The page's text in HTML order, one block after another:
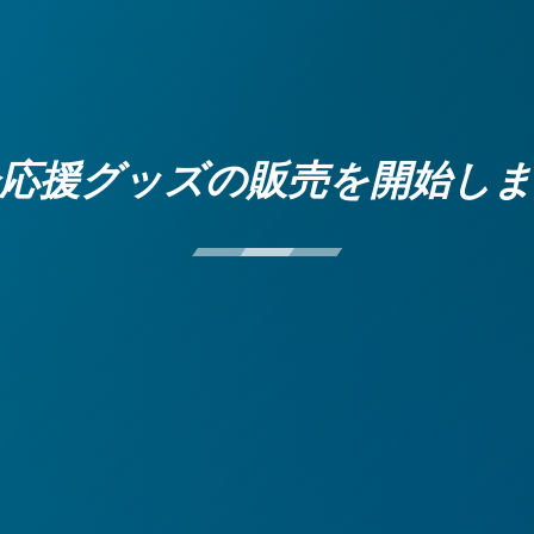
援グッズの販売を開始し